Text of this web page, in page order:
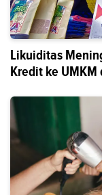
Likuiditas
Kredit ke